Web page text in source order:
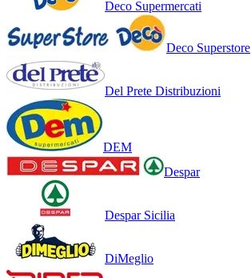
Deco Supermercati
Deco Superstore
Del Prete Distribuzioni
DEM
Despar
Despar Sicilia
DiMeglio